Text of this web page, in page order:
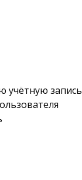
учётную запись